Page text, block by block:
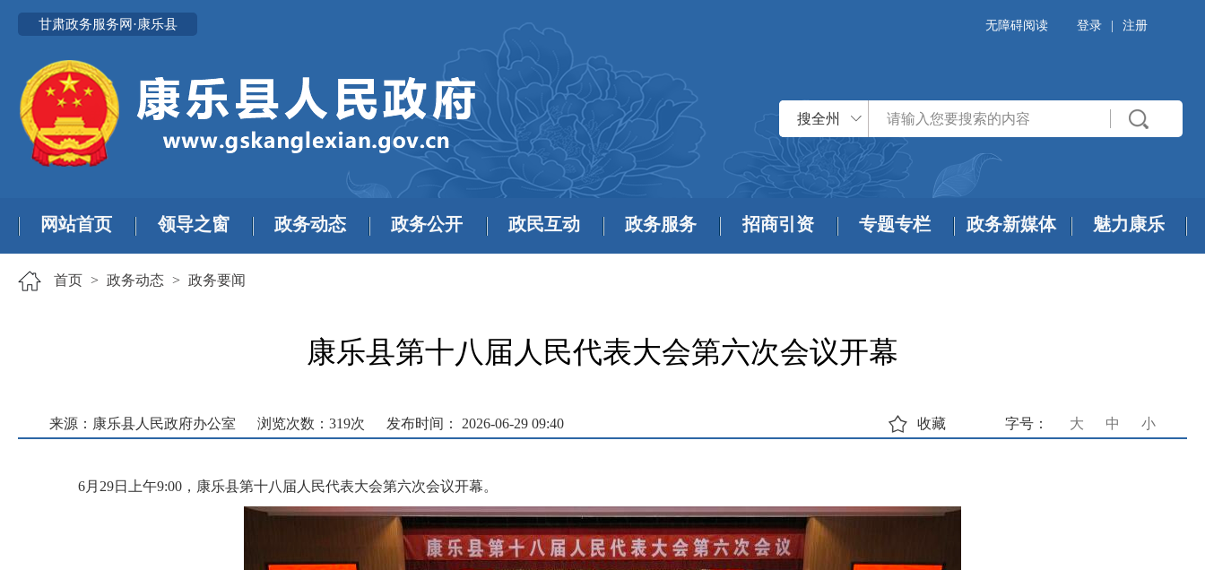
甘肃政务服务网·康乐县 无障碍阅读 登录 注册
搜全州
网站首页 领导之窗 政务动态 政务公开 政民互动 政务服务 招商引资 专题专栏 政务新媒体 魅力康乐
首页 > 政务动态 > 政务要闻
康乐县第十八届人民代表大会第六次会议开幕
来源：康乐县人民政府办公室 浏览次数： 319次 发布时间： 2026-06-29 09:40 字号： 大 中 小
收藏
6月29日上午9:00，康乐县第十八届人民代表大会第六次会议开幕。